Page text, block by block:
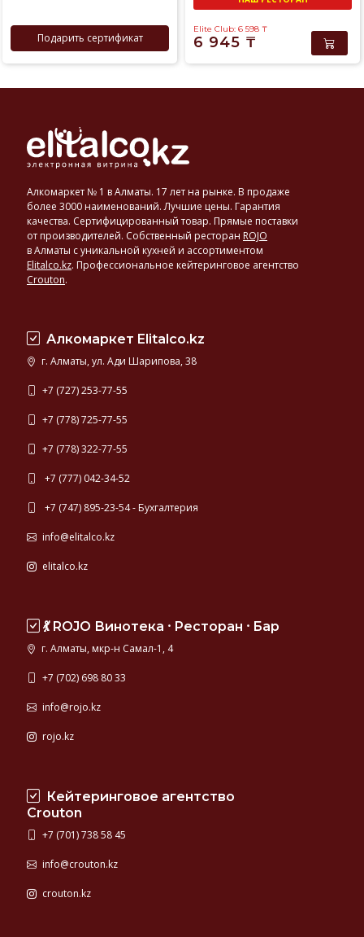
Подарить сертификат
Elite Club: 6 598 ₸
6 945 ₸
Алкомаркет № 1 в Алматы. 17 лет на рынке. В продаже
более 3000 наименований. Лучшие цены. Гарантия
качества. Сертифицированный товар. Прямые поставки
от производителей. Собственный ресторан ROJO
в Алматы с уникальной кухней и ассортиментом
Elitalco.kz. Профессиональное кейтеринговое агентство
Crouton.
Алкомаркет Elitalco.kz
г. Алматы, ул. Ади Шарипова, 38
+7 (727) 253-77-55
+7 (778) 725-77-55
+7 (778) 322-77-55
+7 (777) 042-34-52
+7 (747) 895-23-54 - Бухгалтерия
info@elitalco.kz
elitalco.kz
💃 ROJO Винотека ⸱ Ресторан ⸱ Бар
г. Алматы, мкр-н Самал-1, 4
+7 (702) 698 80 33
info@rojo.kz
rojo.kz
Кейтеринговое агентство
Crouton
+7 (701) 738 58 45
info@crouton.kz
crouton.kz